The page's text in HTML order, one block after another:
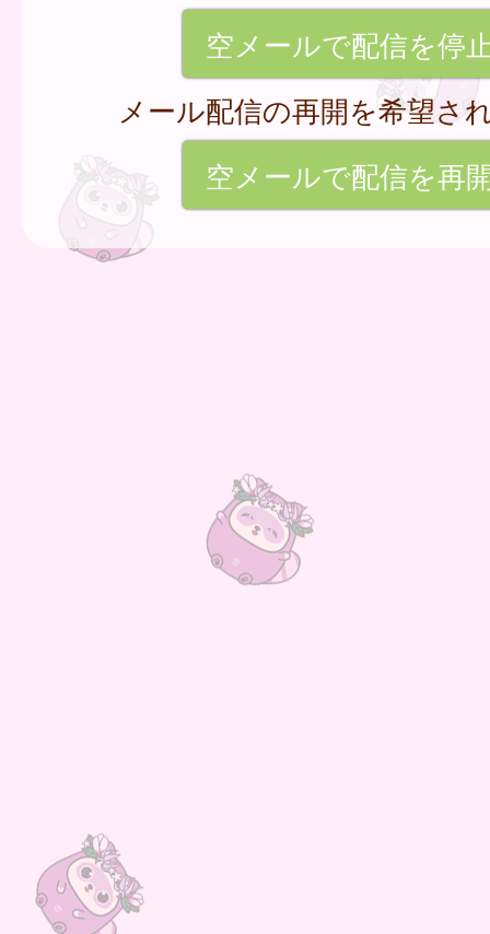
空メールで配信を停
メール配信の再開を希望さ
空メールで配信を再